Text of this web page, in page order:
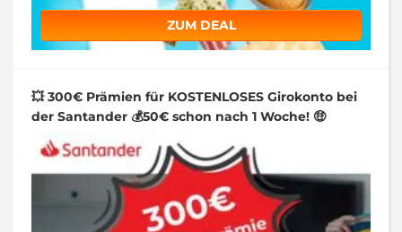
ZUM DEAL
💥 300€ Prämien für KOSTENLOSES Girokonto bei
der Santander 💰50€ schon nach 1 Woche! 🤑